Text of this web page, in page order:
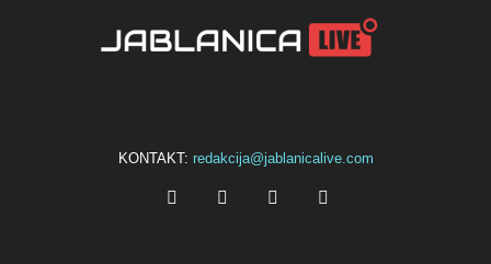
KONTAKT: redakcija@jablanicalive.com